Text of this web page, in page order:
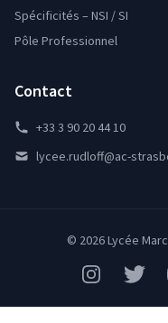
Spécificités – NSI / SI
Pôle Professionnel
Contact
+33 3 90 20 44 10
lycee.rudloff@ac-
© 2026 Lycée
InstagramTwitter